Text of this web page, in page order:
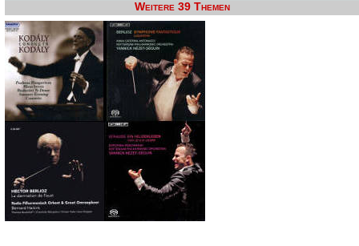
Weitere 39 Themen